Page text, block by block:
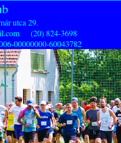
Klub
utca 29.
(20) 824-3698
00000000-60043782